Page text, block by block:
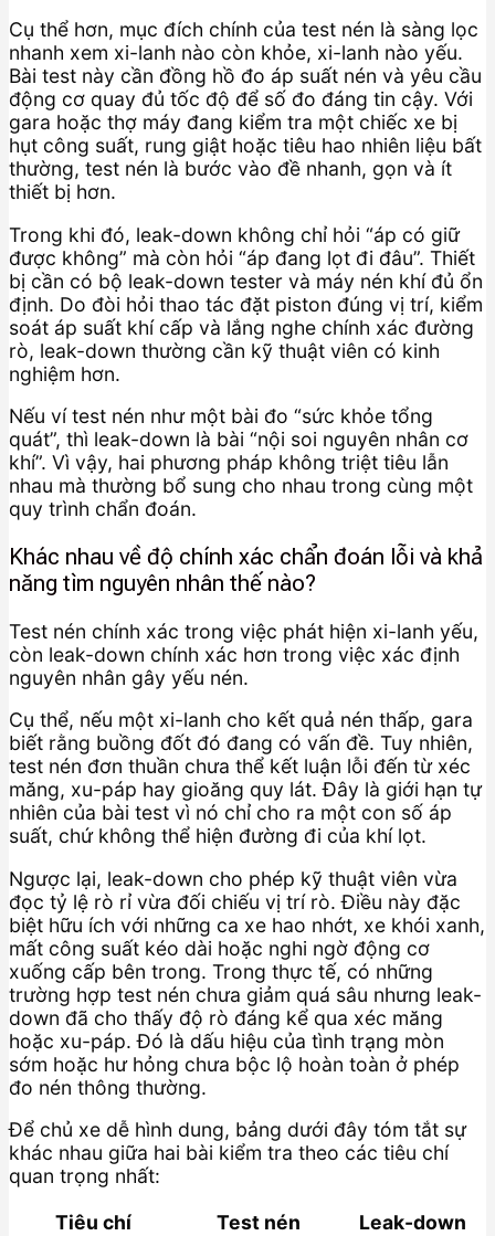
Cụ thể hơn, mục đích chính của test nén là sàng lọc
nhanh xem xi-lanh nào còn khỏe, xi-lanh nào yếu.
Bài test này cần đồng hồ đo áp suất nén và yêu cầu
động cơ quay đủ tốc độ để số đo đáng tin cậy. Với
gara hoặc thợ máy đang kiểm tra một chiếc xe bị
hụt công suất, rung giật hoặc tiêu hao nhiên liệu bất
thường, test nén là bước vào đề nhanh, gọn và ít
thiết bị hơn.
Trong khi đó, leak-down không chỉ hỏi “áp có giữ
được không” mà còn hỏi “áp đang lọt đi đâu”. Thiết
bị cần có bộ leak-down tester và máy nén khí đủ ổn
định. Do đòi hỏi thao tác đặt piston đúng vị trí, kiểm
soát áp suất khí cấp và lắng nghe chính xác đường
rò, leak-down thường cần kỹ thuật viên có kinh
nghiệm hơn.
Nếu ví test nén như một bài đo “sức khỏe tổng
quát”, thì leak-down là bài “nội soi nguyên nhân cơ
khí”. Vì vậy, hai phương pháp không triệt tiêu lẫn
nhau mà thường bổ sung cho nhau trong cùng một
quy trình chẩn đoán.
Khác nhau về độ chính xác chẩn đoán lỗi và khả
năng tìm nguyên nhân thế nào?
Test nén chính xác trong việc phát hiện xi-lanh yếu,
còn leak-down chính xác hơn trong việc xác định
nguyên nhân gây yếu nén.
Cụ thể, nếu một xi-lanh cho kết quả nén thấp, gara
biết rằng buồng đốt đó đang có vấn đề. Tuy nhiên,
test nén đơn thuần chưa thể kết luận lỗi đến từ xéc
măng, xu-páp hay gioăng quy lát. Đây là giới hạn tự
nhiên của bài test vì nó chỉ cho ra một con số áp
suất, chứ không thể hiện đường đi của khí lọt.
Ngược lại, leak-down cho phép kỹ thuật viên vừa
đọc tỷ lệ rò rỉ vừa đối chiếu vị trí rò. Điều này đặc
biệt hữu ích với những ca xe hao nhớt, xe khói xanh,
mất công suất kéo dài hoặc nghi ngờ động cơ
xuống cấp bên trong. Trong thực tế, có những
trường hợp test nén chưa giảm quá sâu nhưng leak-
down đã cho thấy độ rò đáng kể qua xéc măng
hoặc xu-páp. Đó là dấu hiệu của tình trạng mòn
sớm hoặc hư hỏng chưa bộc lộ hoàn toàn ở phép
đo nén thông thường.
Để chủ xe dễ hình dung, bảng dưới đây tóm tắt sự
khác nhau giữa hai bài kiểm tra theo các tiêu chí
quan trọng nhất:
Tiêu chí
Test nén Leak-down